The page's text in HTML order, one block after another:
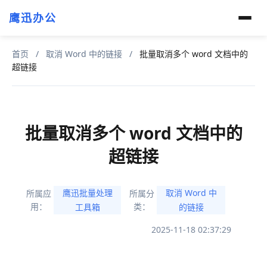
鹰迅办公
首页 / 取消 Word 中的链接 /
批量取消多个 word 文档中的
超链接
批量取消多个 word 文档中的
超链接
所属应
用：
鹰迅批量处理
工具箱
所属分
类：
取消 Word 中
的链接
2025-11-18 02:37:29